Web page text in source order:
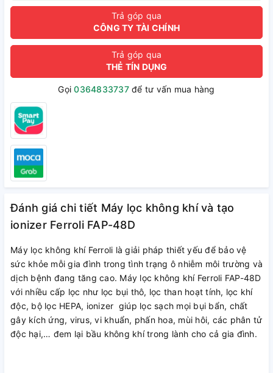
Trả góp qua
CÔNG TY TÀI CHÍNH
Trả góp qua
THẺ TÍN DỤNG
Gọi0364833737để tư vấn mua hàng
Đánh giá chi tiết Máy lọc không khí và tạo
ionizer Ferroli FAP-48D
Máy lọc không khí Ferroli là giải pháp thiết yếu để bảo vệ
sức khỏe mỗi gia đình trong tình trạng ô nhiễm môi trường và
dịch bệnh đang tăng cao. Máy lọc không khí Ferroli FAP-48D
với nhiều cấp lọc như lọc bụi thô, lọc than hoạt tính, lọc khí
độc, bộ lọc HEPA, ionizer giúp lọc sạch mọi bụi bẩn, chất
gây kích ứng, virus, vi khuẩn, phấn hoa, mùi hôi, các phân tử
độc hại,… đem lại bầu không khí trong lành cho cả gia đình.